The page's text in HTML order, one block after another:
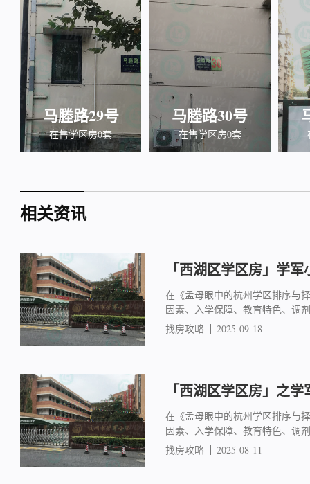
马塍路29号
在售学区房0套
马塍路30号
在售学区房0套
相关资讯
「西湖区学区房」学
在《孟母眼中的杭州学区排序与
因素、入学保障、教育特色、调
找房攻略
2025-09-18
「西湖区学区房」之
在《孟母眼中的杭州学区排序与
因素、入学保障、教育特色、调
找房攻略
2025-08-11